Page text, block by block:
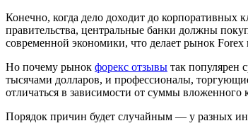
Конечно, когда дело доходит до
правительства, центральные банки должны
современной экономики, что делает рынок
Но почему рынок форекс отзывы так популярен
тысячами долларов, и профессионалы,
отличаться в зависимости от суммы вложенного
Порядок причин будет случайным — у разных